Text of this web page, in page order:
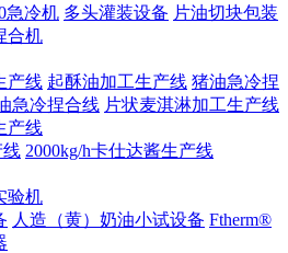
急冷机 多头灌装设备 片油切块包装
合机
产线 起酥油加工生产线 猪油急冷捏
急冷捏合线 片状麦淇淋加工生产线
产线
线 2000kg/h卡仕达酱生产线
验机
人造（黄）奶油小试设备 Ftherm®